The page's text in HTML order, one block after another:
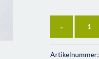
Artikelnummer: